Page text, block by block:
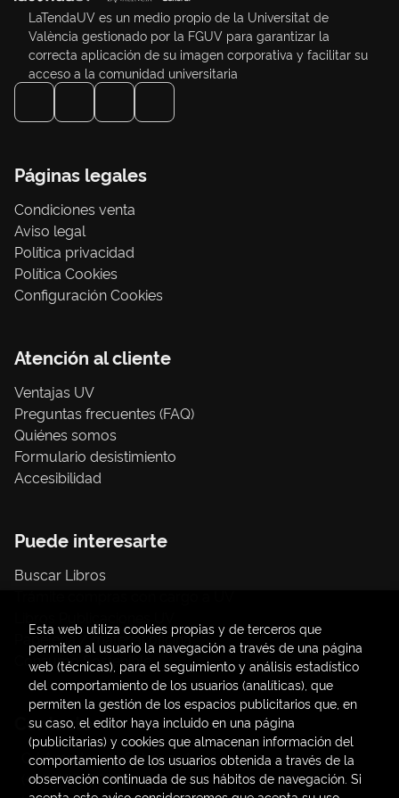
LaTendaUV es un medio propio de la Universitat de
València gestionado por la FGUV para garantizar la
correcta aplicación de su imagen corporativa y facilitar su
acceso a la comunidad universitaria
Páginas legales
Condiciones venta
Aviso legal
Política privacidad
Política Cookies
Configuración Cookies
Atención al cliente
Ventajas UV
Preguntas frecuentes (FAQ)
Quiénes somos
Formulario desistimiento
Accesibilidad
Puede interesarte
Buscar Libros
Papelería / material oficina
Consumo Sostenible
Contacto
C/ Amadeo de Saboya, 4
(+34) 963828968
Esta web utiliza cookies propias y de terceros que
permiten al usuario la navegación a través de una página
web (técnicas), para el seguimiento y análisis estadístico
del comportamiento de los usuarios (analíticas), que
permiten la gestión de los espacios publicitarios que, en
su caso, el editor haya incluido en una página
(publicitarias) y cookies que almacenan información del
comportamiento de los usuarios obtenida a través de la
observación continuada de sus hábitos de navegación. Si